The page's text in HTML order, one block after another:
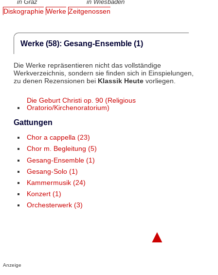
in Graz
in Wiesbaden
Diskographie Werke Zeitgenossen
Werke (58): Gesang-Ensemble (1)
Die Werke repräsentieren nicht das vollständige
Werkverzeichnis, sondern sie finden sich in Einspielungen,
zu denen Rezensionen bei Klassik Heutevorliegen.
Die Geburt Christi op. 90 (Religious
Oratorio/Kirchenoratorium)
Gattungen
Chor a cappella (23)
Chor m. Begleitung (5)
Gesang-Ensemble (1)
Gesang-Solo (1)
Kammermusik (24)
Konzert (1)
Orchesterwerk (3)
▲
Anzeige